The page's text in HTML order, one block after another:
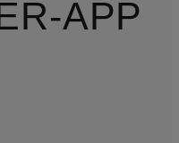
APP